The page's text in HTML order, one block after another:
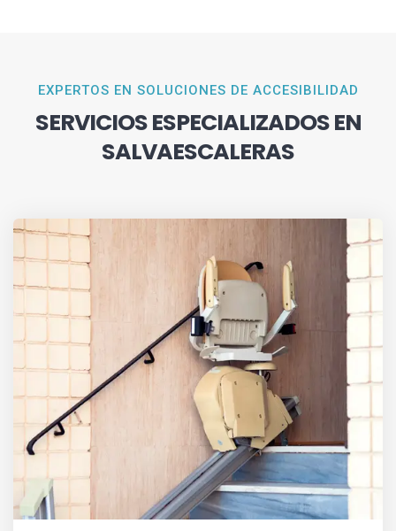
EXPERTOS EN SOLUCIONES DE ACCESIBILIDAD
SERVICIOS ESPECIALIZADOS EN
SALVAESCALERAS